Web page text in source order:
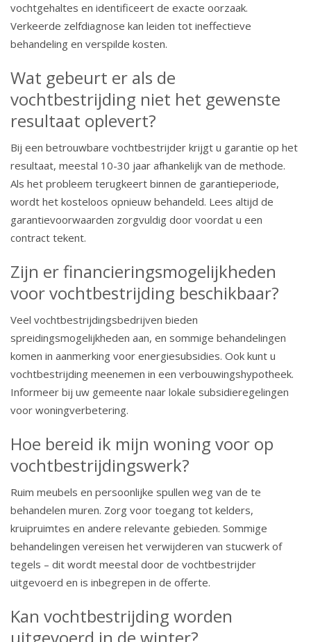
vochtgehaltes en identificeert de exacte oorzaak.
Verkeerde zelfdiagnose kan leiden tot ineffectieve
behandeling en verspilde kosten.
Wat gebeurt er als de
vochtbestrijding niet het gewenste
resultaat oplevert?
Bij een betrouwbare vochtbestrijder krijgt u garantie op het
resultaat, meestal 10-30 jaar afhankelijk van de methode.
Als het probleem terugkeert binnen de garantieperiode,
wordt het kosteloos opnieuw behandeld. Lees altijd de
garantievoorwaarden zorgvuldig door voordat u een
contract tekent.
Zijn er financieringsmogelijkheden
voor vochtbestrijding beschikbaar?
Veel vochtbestrijdingsbedrijven bieden
spreidingsmogelijkheden aan, en sommige behandelingen
komen in aanmerking voor energiesubsidies. Ook kunt u
vochtbestrijding meenemen in een verbouwingshypotheek.
Informeer bij uw gemeente naar lokale subsidieregelingen
voor woningverbetering.
Hoe bereid ik mijn woning voor op
vochtbestrijdingswerk?
Ruim meubels en persoonlijke spullen weg van de te
behandelen muren. Zorg voor toegang tot kelders,
kruipruimtes en andere relevante gebieden. Sommige
behandelingen vereisen het verwijderen van stucwerk of
tegels – dit wordt meestal door de vochtbestrijder
uitgevoerd en is inbegrepen in de offerte.
Kan vochtbestrijding worden